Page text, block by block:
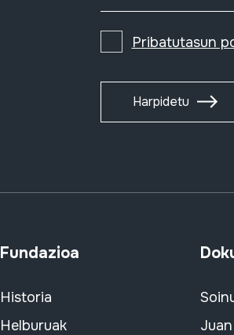
Pribatutasun
Harpidetu
Fundazioa
Historia
Helburuak